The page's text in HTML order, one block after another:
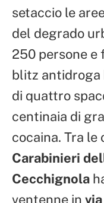
setaccio le
del degrado
250 persone e
blitz antidroga
di quattro
centinaia di
cocaina. Tra le
Carabinieri
Cecchignola
ventenne in